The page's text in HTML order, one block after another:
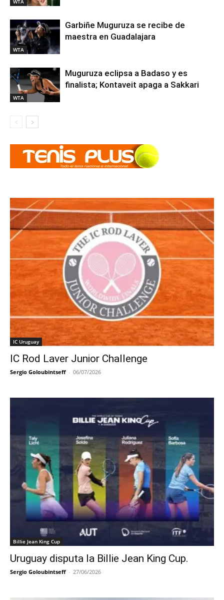
WTA
Garbiñe Muguruza se recibe de
maestra en Guadalajara
WTA
Muguruza eclipsa a Badaso y es
finalista; Kontaveit apaga a Sakkari
IC Uruguay
IC Rod Laver Junior Challenge
Sergio Goloubintseff - 06/07/2026
Billie Jean King Cup
Uruguay disputa la Billie Jean King Cup.
Sergio Goloubintseff - 27/06/2026